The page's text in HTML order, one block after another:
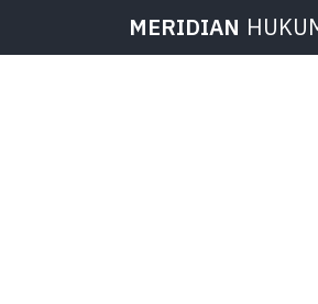
MERIDIAN